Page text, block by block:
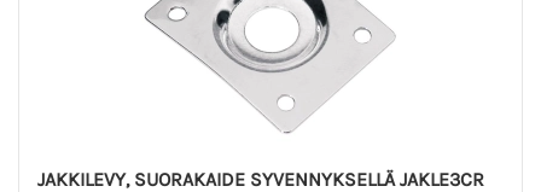
JAKKILEVY, SUORAKAIDE SYVENNYKSELLÄ JAKLE3CR